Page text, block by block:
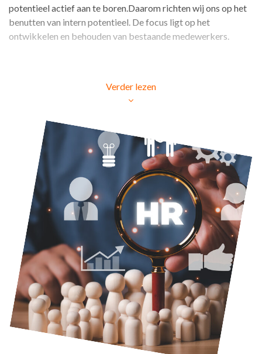
potentieel actief aan te boren.Daarom richten wij ons op het
benutten van intern potentieel. De focus ligt op het
ontwikkelen en behouden van bestaande medewerkers.
Verder lezen